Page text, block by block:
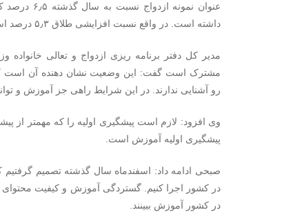
داشته است. در واقع نسبت افزایشی طلاق ۵٫۳ درصد است.
مدیر کل دفتر برنامه ریزی ازدواج و تعالی
مشترک است گفت: این وضعیت نشان دهنده آن است که
رو آشنایی ندارند. در این شرایط راهی جز آموزش و
وی افزود: لازم است پیشگیری اولیه را که مهمتر از
پیشگیری اولیه آموزش است.
صبحی ادامه داد: اسفندماه سال گذشته تصمیم
در کشور آموزش ببینند.